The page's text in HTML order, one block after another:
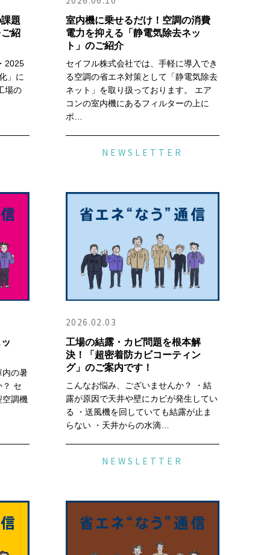
題
紹
2025
」に
場の
室内機に乗せるだけ！空調の消費
電力を抑える「静電気除去ネッ
ト」のご紹介
セイフル株式会社では、手軽に導入でき
る空調の省エネ対策として「静電気除去
ネット」を取り扱っております。 エア
コンの室内機にあるフィルターの上に
ポ…
NEWSLETTER
内の暑
？ セ
空調機
2026.02.03
工場の結露・カビ問題を根本解
決！「超密着防カビコーティン
グ」のご案内です！
こんなお悩み、ございませんか？ ・結
露が原因で天井や壁にカビが発生してい
る ・送風機を回していても結露が止ま
らない ・天井からの水滴…
NEWSLETTER